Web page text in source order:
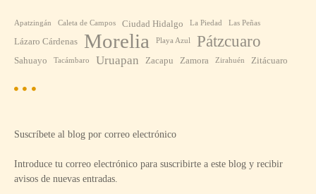
Apatzingán Caleta de Campos Ciudad Hidalgo La Piedad Las Peñas
Lázaro Cárdenas Morelia Playa Azul Pátzcuaro
Sahuayo Tacámbaro Uruapan Zacapu Zamora Zirahuén Zitácuaro
Suscríbete al blog por correo electrónico
Introduce tu correo electrónico para suscribirte a este blog y recibir
avisos de nuevas entradas.